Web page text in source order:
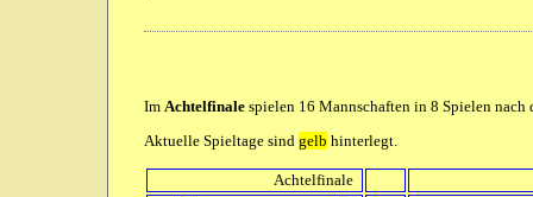
Im Achtelfinale spielen 16 Mannschaften in 8 Spielen nach
Aktuelle Spieltage sind gelb hinterlegt.
Achtelfinale